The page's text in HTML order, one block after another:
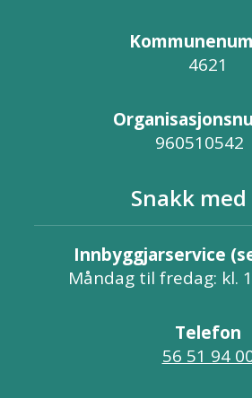
4621
960510542
Snakk med
Innbyggjarservice
Måndag til fredag: kl.
Telefon
56 51 94